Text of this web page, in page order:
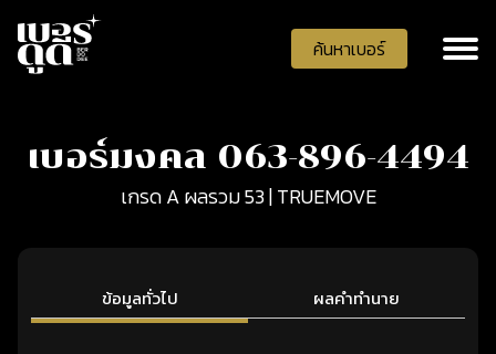
ค้นหาเบอร์
เบอร์มงคล 063-896-4494
เกรด A ผลรวม 53 | TRUEMOVE
ข้อมูลทั่วไป ผลคำทำนาย